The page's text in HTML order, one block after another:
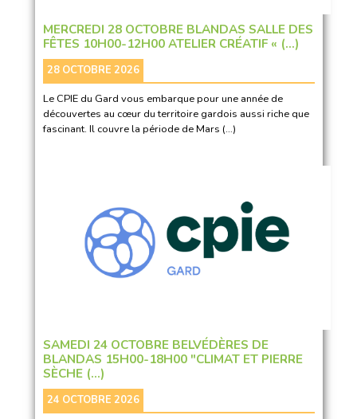
MERCREDI 28 OCTOBRE BLANDAS SALLE DES
FÊTES 10H00-12H00 ATELIER CRÉATIF « (…)
28 OCTOBRE 2026
Le CPIE du Gard vous embarque pour une année de
découvertes au cœur du territoire gardois aussi riche que
fascinant. Il couvre la période de Mars (…)
SAMEDI 24 OCTOBRE BELVÉDÈRES DE
BLANDAS 15H00-18H00 "CLIMAT ET PIERRE
SÈCHE (…)
24 OCTOBRE 2026